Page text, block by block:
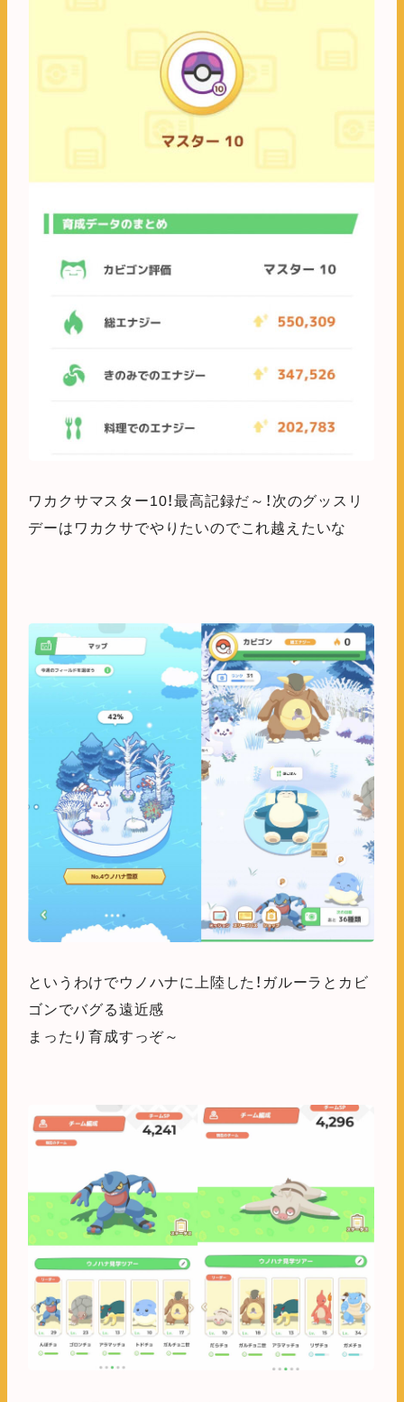
ワカクサマスター10！最高記録だ～！次のグッスリ
デーはワカクサでやりたいのでこれ越えたいな
というわけでウノハナに上陸した！ガルーラとカビ
ゴンでバグる遠近感
まったり育成すっぞ～